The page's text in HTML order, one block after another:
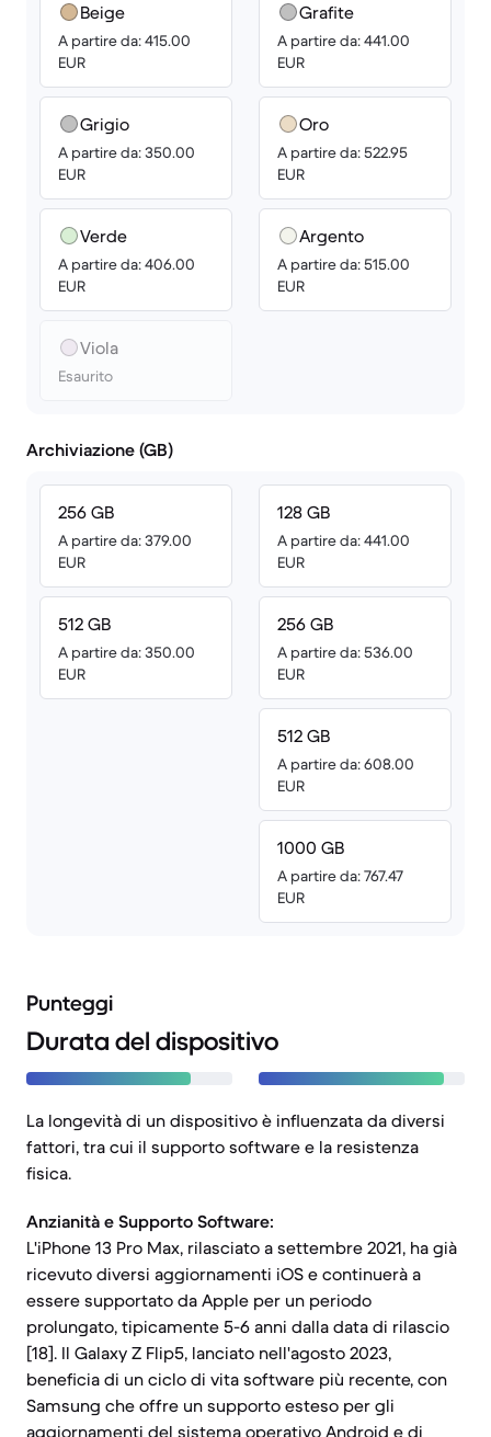
Beige
A partire da: 415.00
EUR
Grigio
A partire da: 350.00
EUR
Verde
A partire da: 406.00
EUR
Viola
Esaurito
Grafite
A partire da: 441.00
EUR
Oro
A partire da: 522.95
EUR
Argento
A partire da: 515.00
EUR
Archiviazione (GB)
256 GB
A partire da: 379.00
EUR
512 GB
A partire da: 350.00
EUR
128 GB
A partire da: 441.00
EUR
256 GB
A partire da: 536.00
EUR
512 GB
A partire da: 608.00
EUR
1000 GB
A partire da: 767.47
EUR
Punteggi
Durata del dispositivo
La longevità di un dispositivo è influenzata da diversi
fattori, tra cui il supporto software e la resistenza
fisica.
Anzianità e Supporto Software:
L'iPhone 13 Pro Max, rilasciato a settembre 2021, ha già
ricevuto diversi aggiornamenti iOS e continuerà a
essere supportato da Apple per un periodo
prolungato, tipicamente 5-6 anni dalla data di rilascio
[18]. Il Galaxy Z Flip5, lanciato nell'agosto 2023,
beneficia di un ciclo di vita software più recente, con
Samsung che offre un supporto esteso per gli
aggiornamenti del sistema operativo Android e di